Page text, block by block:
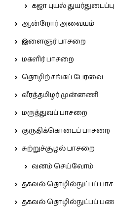
கஜா புயல்
ஆன்றோர் அவையம்
இளைஞர் பாசறை
மகளிர் பாசறை
தொழிற்சங்கப் பேரவை
வீரத்தமிழர் முன்னணி
மருத்துவப் பாசறை
குருதிக்கொடைப் பாசறை
சுற்றுச்சூழல் பாசறை
வனம் செய்வோம்
தகவல் தொழில்நுட்பப்
தகவல் தொழில்நுட்பப்